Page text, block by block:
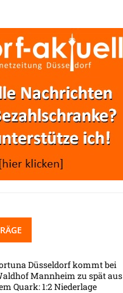
Düsseldorf kommt bei
Mannheim zu spät aus
Quark: 1:2 Niederlage